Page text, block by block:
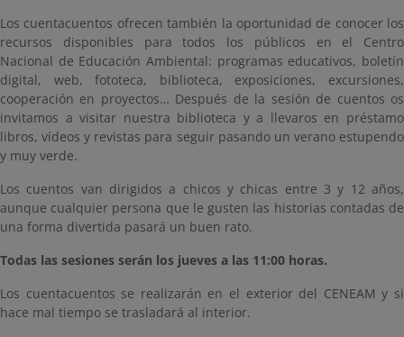
Los cuentacuentos ofrecen también la oportunidad de conocer los
recursos disponibles para todos los públicos en el Centro
Nacional de Educación Ambiental: programas educativos, boletín
digital, web, fototeca, biblioteca, exposiciones, excursiones,
cooperación en proyectos… Después de la sesión de cuentos os
invitamos a visitar nuestra biblioteca y a llevaros en préstamo
libros, vídeos y revistas para seguir pasando un verano estupendo
y muy verde.
Los cuentos van dirigidos a chicos y chicas entre 3 y 12 años,
aunque cualquier persona que le gusten las historias contadas de
una forma divertida pasará un buen rato.
Todas las sesiones serán los jueves a las 11:00 horas.
Los cuentacuentos se realizarán en el exterior del CENEAM y si
hace mal tiempo se trasladará al interior.